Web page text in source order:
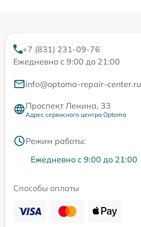
+7 (831) 231-09-76
Ежедневно с 9:00 до 21:00
info@optoma-repair-center.ru
Проспект Ленина, 33
Адрес сервисного центра Optoma
Режим работы:
Ежедневно с 9:00 до 21:00
Способы оплаты